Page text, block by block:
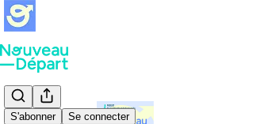
S'abonner Se connecter